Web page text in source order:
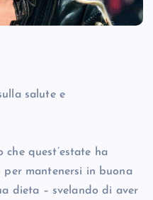
salute e
quest’estate ha
mantenersi in buona
dieta – svelando di aver